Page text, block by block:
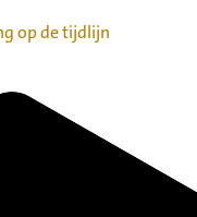
op de tijdlijn